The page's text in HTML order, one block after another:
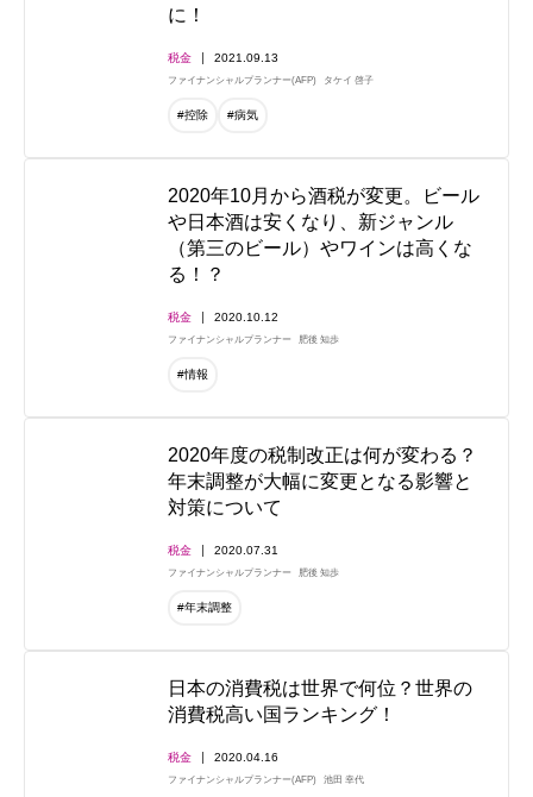
に！
税金 2021.09.13
ファイナンシャルプランナー(AFP) タケイ 啓子
#控除 #病気
2020年10月から酒税が変更。ビール
や日本酒は安くなり、新ジャンル
（第三のビール）やワインは高くな
る！？
税金 2020.10.12
ファイナンシャルプランナー 肥後 知歩
#情報
2020年度の税制改正は何が変わる？
年末調整が大幅に変更となる影響と
対策について
税金 2020.07.31
ファイナンシャルプランナー 肥後 知歩
#年末調整
日本の消費税は世界で何位？世界の
消費税高い国ランキング！
税金 2020.04.16
ファイナンシャルプランナー(AFP) 池田 幸代